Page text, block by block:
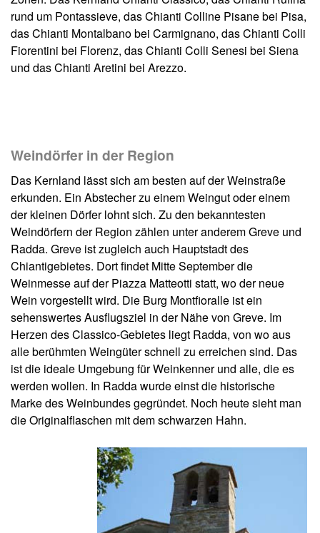
rund um Pontassieve, das Chianti Colline Pisane bei Pisa,
das Chianti Montalbano bei Carmignano, das Chianti Colli
Fiorentini bei Florenz, das Chianti Colli Senesi bei Siena
und das Chianti Aretini bei Arezzo.
Weindörfer in der Region
Das Kernland lässt sich am besten auf der Weinstraße
erkunden. Ein Abstecher zu einem Weingut oder einem
der kleinen Dörfer lohnt sich. Zu den bekanntesten
Weindörfern der Region zählen unter anderem Greve und
Radda. Greve ist zugleich auch Hauptstadt des
Chiantigebietes. Dort findet Mitte September die
Weinmesse auf der Piazza Matteotti statt, wo der neue
Wein vorgestellt wird. Die Burg Montfioralle ist ein
sehenswertes Ausflugsziel in der Nähe von Greve. Im
Herzen des Classico-Gebietes liegt Radda, von wo aus
alle berühmten Weingüter schnell zu erreichen sind. Das
ist die ideale Umgebung für Weinkenner und alle, die es
werden wollen. In Radda wurde einst die historische
Marke des Weinbundes gegründet. Noch heute sieht man
die Originalflaschen mit dem schwarzen Hahn.